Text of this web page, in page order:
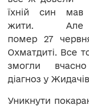
їхній син мав
жити. Але
помер 27
Охматдиті. Все
змогли
діагноз у
Уникнути